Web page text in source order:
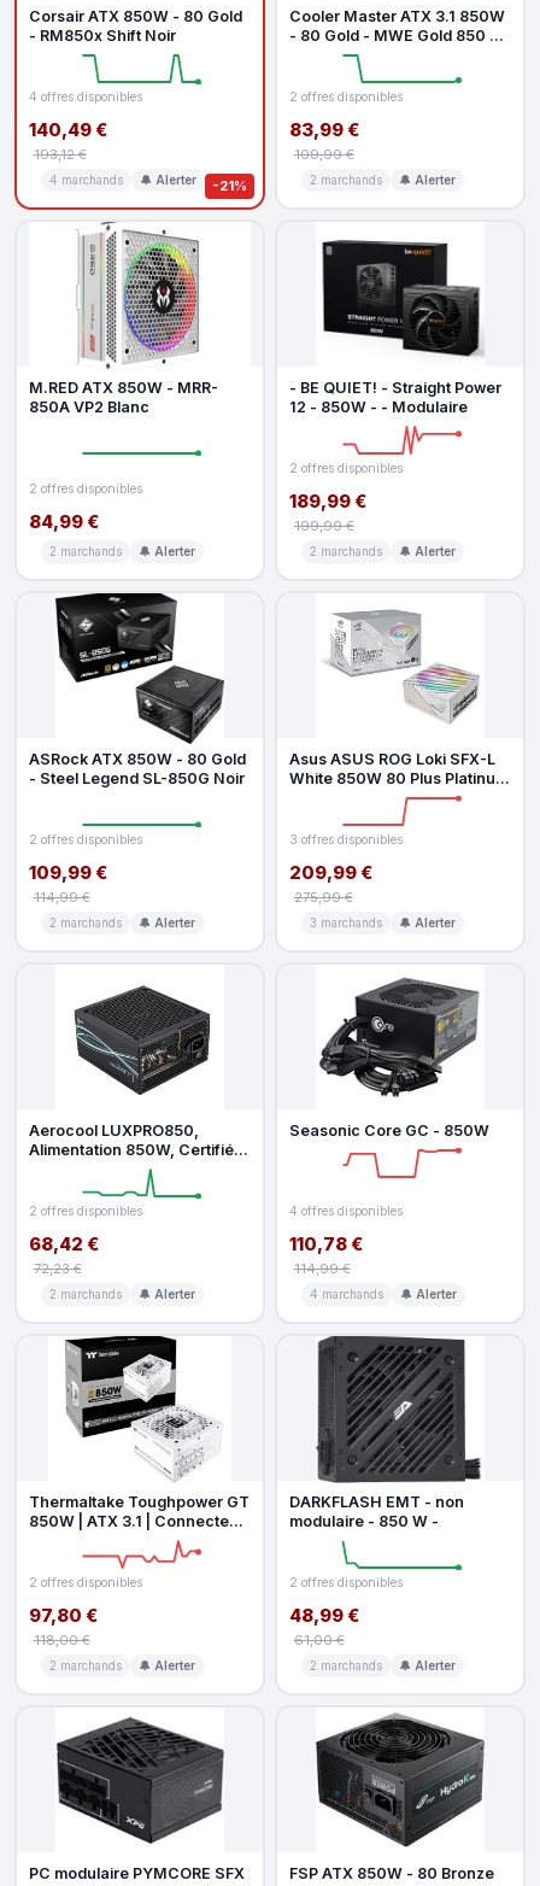
-21%
Corsair ATX 850W - 80 Gold
- RM850x Shift Noir
4 offres disponibles
140,49 €
193,12 €
4 marchands 🔔 Alerter
Cooler Master ATX 3.1 850W
- 80 Gold - MWE Gold 850 V3
2 offres disponibles
83,99 €
109,99 €
2 marchands 🔔 Alerter
M.RED ATX 850W - MRR-
850A VP2 Blanc
2 offres disponibles
84,99 €
2 marchands 🔔 Alerter
- BE QUIET! - Straight Power
12 - 850W - - Modulaire
2 offres disponibles
189,99 €
199,99 €
2 marchands 🔔 Alerter
ASRock ATX 850W - 80 Gold
- Steel Legend SL-850G Noir
2 offres disponibles
109,99 €
114,99 €
2 marchands 🔔 Alerter
Asus ASUS ROG Loki SFX-L
White 850W 80 Plus Platinum
3 offres disponibles
209,99 €
275,99 €
3 marchands 🔔 Alerter
Aerocool LUXPRO850,
Alimentation 850W, Certifiée
80Plus Bronze 230V EU,
Efficaci
2 offres disponibles
68,42 €
72,23 €
2 marchands 🔔 Alerter
Seasonic Core GC - 850W
4 offres disponibles
110,78 €
114,99 €
4 marchands 🔔 Alerter
Thermaltake Toughpower GT
850W | ATX 3.1 | Connecteur
PCIe 5.1 12V 2x6 | Fonctio
2 offres disponibles
97,80 €
118,00 €
2 marchands 🔔 Alerter
DARKFLASH EMT - non
modulaire - 850 W -
2 offres disponibles
48,99 €
61,00 €
2 marchands 🔔 Alerter
PC modulaire PYMCORE SFX
FSP ATX 850W - 80 Bronze